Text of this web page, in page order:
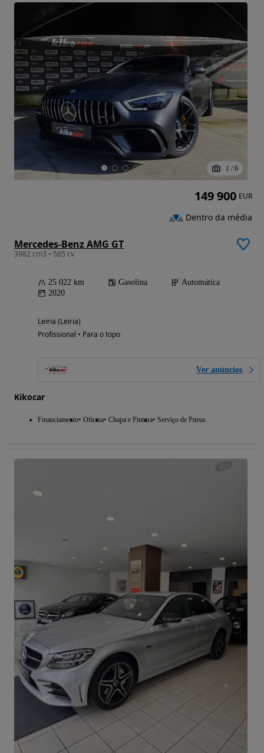
1 / 6
Mercedes-Benz AMG GT
3982 cm3 • 585 cv
25 022 km Gasolina
Automática
2020
Leiria (Leiria)
Profissional • Para o topo
Ver anúncios
Kikocar
Financiamento Oficina Chapa e Pintura Serviço de Pneus
149 900 EUR
Dentro da média